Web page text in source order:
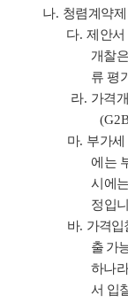
나. 청렴계약
다. 제안서
개찰
류 평
라. 가격
마. 부가
에는
시에
정입
바. 가격입
출 가
하나
서 입